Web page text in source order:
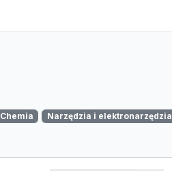
Chemia
Narzędzia i elektronarzędzia